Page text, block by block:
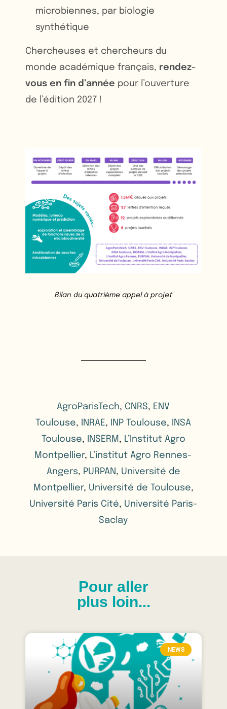
microbiennes, par biologie
synthétique
Chercheuses et chercheurs du
monde académique français, rendez-
vous en fin d’année pour l’ouverture
de l’édition 2027 !
Bilan du quatrième appel à projet
AgroParisTech, CNRS, ENV
Toulouse, INRAE, INP Toulouse,
INSA
Toulouse, INSERM , L’Institut Agro
Montpellier, L’institut Agro Rennes-
Angers, PURPAN, Université de
Montpellier, Université de Toulouse,
Université Paris Cité, Université Paris-
Saclay
Pour aller
plus loin...
NEWS